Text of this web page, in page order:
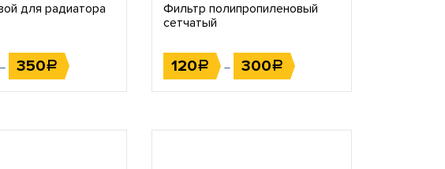
для радиатора
– 350Р
Фильтр полипропиленовый
сетчатый
120Р – 300Р